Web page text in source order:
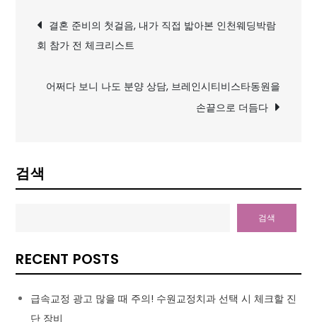
글
탐
색
결혼 준비의 첫걸음, 내가 직접 밟아본 인천웨딩박람
회 참가 전 체크리스트
어쩌다 보니 나도 분양 상담, 브레인시티비스타동원을
손끝으로 더듬다
검색
검색
RECENT POSTS
급속교정 광고 많을 때 주의! 수원교정치과 선택 시 체크할 진
단 장비